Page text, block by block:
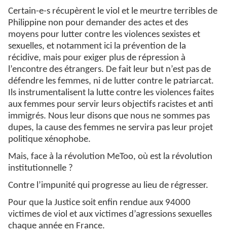
Certain-e-s récupèrent le viol et le meurtre terribles de
Philippine non pour demander des actes et des
moyens pour lutter contre les violences sexistes et
sexuelles, et notamment ici la prévention de la
récidive, mais pour exiger plus de répression à
l’encontre des étrangers. De fait leur but n’est pas de
défendre les femmes, ni de lutter contre le patriarcat.
Ils instrumentalisent la lutte contre les violences faites
aux femmes pour servir leurs objectifs racistes et anti
immigrés. Nous leur disons que nous ne sommes pas
dupes, la cause des femmes ne servira pas leur projet
politique xénophobe.
Mais, face à la révolution MeToo, où est la révolution
institutionnelle ?
Contre l’impunité qui progresse au lieu de régresser.
Pour que la Justice soit enfin rendue aux 94000
victimes de viol et aux victimes d’agressions sexuelles
chaque année en France.